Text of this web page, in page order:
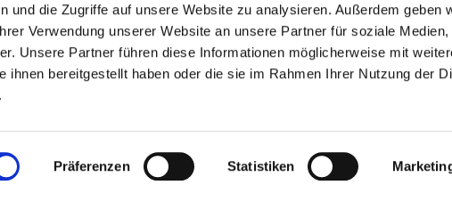
und die Zugriffe auf unsere Website zu analysieren. Außerdem geben
Verwendung unserer Website an unsere Partner für soziale Medien,
Unsere Partner führen diese Informationen möglicherweise mit
ihnen bereitgestellt haben oder die sie im Rahmen Ihrer Nutzung der
Präferenzen Statistiken
Ev. Kirchengemeinden Gustav-Adolf und Charlottenburg-
Herschelstraße 14, 10589 Berlin
+49303446094
info@gustav-adolf-gemeinde.de